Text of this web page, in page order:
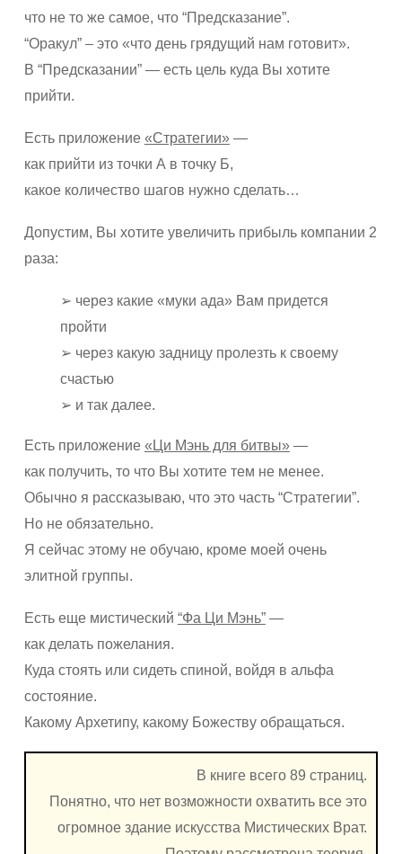
что не то же самое, что “Предсказание”.
“Оракул” – это «что день грядущий нам готовит».
В “Предсказании” — есть цель куда Вы хотите
прийти.
Есть приложение «Стратегии»—
как прийти из точки А в точку Б,
какое количество шагов нужно сделать…
Допустим, Вы хотите увеличить прибыль компании 2
раза:
➢ через какие «муки ада» Вам придется
пройти
➢ через какую задницу пролезть к своему
счастью
➢ и так далее.
Есть приложение «Ци Мэнь для битвы»—
как получить, то что Вы хотите тем не менее.
Обычно я рассказываю, что это часть “Стратегии”.
Но не обязательно.
Я сейчас этому не обучаю, кроме моей очень
элитной группы.
Есть еще мистический “Фа Ци Мэнь”—
как делать пожелания.
Куда стоять или сидеть спиной, войдя в альфа
состояние.
Какому Архетипу, какому Божеству обращаться.
В книге всего 89 страниц.
Понятно, что нет возможности охватить все это
огромное здание искусства Мистических Врат.